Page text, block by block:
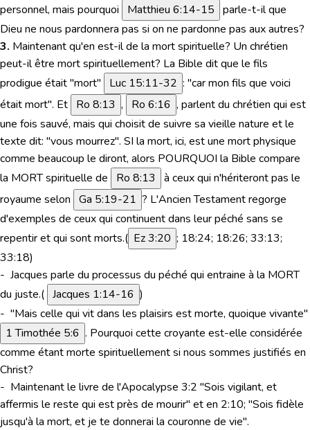
personnel, mais pourquoi Matthieu 6:14-15 parle-t-il que
Dieu ne nous pardonnera pas si on ne pardonne pas aux autres?
3. Maintenant qu'en est-il de la mort spirituelle? Un chrétien
peut-il être mort spirituellement? La Bible dit que le fils
prodigue était "mort"
Luc 15:11-32 : "car mon fils que voici
était mort". Et Ro 8:13 , Ro 6:16 , parlent du chrétien qui est
une fois sauvé, mais qui choisit de suivre sa vieille nature et le
texte dit: "vous mourrez". SI la mort, ici, est une mort physique
comme beaucoup le diront, alors POURQUOI la Bible compare
la MORT spirituelle de
Ro 8:13
à ceux qui n'hériteront pas le
royaume selon Ga 5:19-21 ? L'Ancien Testament regorge
d'exemples de ceux qui continuent dans leur péché sans se
repentir et qui sont morts.( Ez 3:20 ; 18:24; 18:26; 33:13;
33:18)
- Jacques parle du processus du péché qui entraine à la MORT
du juste.( Jacques 1:14-16 )
- "Mais celle qui vit dans les plaisirs est morte, quoique vivante"
1 Timothée 5:6 . Pourquoi cette croyante est-elle considérée
comme étant morte spirituellement si nous sommes justifiés en
Christ?
- Maintenant le livre de l'Apocalypse 3:2 "Sois vigilant, et
affermis le reste qui est près de mourir" et en 2:10; "Sois fidèle
jusqu'à la mort, et je te donnerai la couronne de vie".